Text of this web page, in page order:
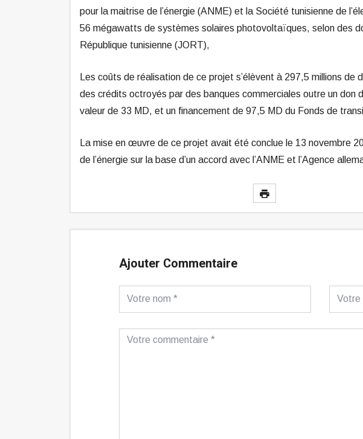
pour la maitrise de l’énergie (ANME) et la Société tunisienne de
56 mégawatts de systèmes solaires photovoltaïques, selon des
République tunisienne (JORT),
Les coûts de réalisation de ce projet s’élèvent à 297,5 millions
des crédits octroyés par des banques commerciales outre un don
valeur de 33 MD, et un financement de 97,5 MD du Fonds de
La mise en œuvre de ce projet avait été conclue le 13 novembre
de l’énergie sur la base d’un accord avec l’ANME et l’Agence
Ajouter Commentaire